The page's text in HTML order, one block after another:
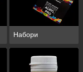
Набори